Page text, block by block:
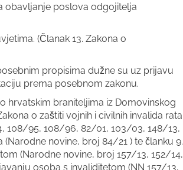
obavljanje poslova odgojitelja
(Članak 13. Zakona o
propisima dužne su uz prijavu
prema posebnom zakonu.
hrvatskim braniteljima iz Domovinskog
o zaštiti vojnih i civilnih invalida rata
95, 108/96, 82/01, 103/03, 148/13,
novine, broj 84/21 ) te članku 9.
(Narodne novine, broj 157/13, 152/14,
osoba s invaliditetom (NN 157/13,